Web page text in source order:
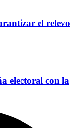
el relevo
electoral con la